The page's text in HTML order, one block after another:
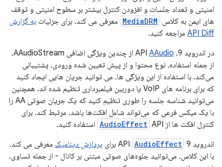
امنیتی و تعداد جلسات و افزودن کنترل بیشتر بر سطوح امنیتی و توقف
های ایمن به کلاس MediaDRM معرفی می کند. برای جزئیات به گزارش
API Diff مراجعه کنید.
در اندروید 9، API
AAudio
از چندین ویژگی اضافی AAudioStream،
از جمله استفاده، نوع محتوا و از پیش تعیین شده ورودی، پشتیبانی
می‌کند. با استفاده از این ویژگی ها، می توانید جریان هایی ایجاد کنید
که برای برنامه های VoIP یا دوربین فیلمبرداری تنظیم شده اند. همچنین
می‌توانید شناسه جلسه را طوری تنظیم کنید که یک جریان صوتی AA را
با یک میکس فرعی که می‌تواند شامل افکت‌ها باشد، مرتبط کند. برای
کنترل افکت ها از
AudioEffect API استفاده کنید.
اندروید 9 API
AudioEffect برای پردازش دینامیک معرفی می کند.
با این کلاس، می‌توانید جلوه‌های صوتی مبتنی بر کانال - از جمله تساوی،